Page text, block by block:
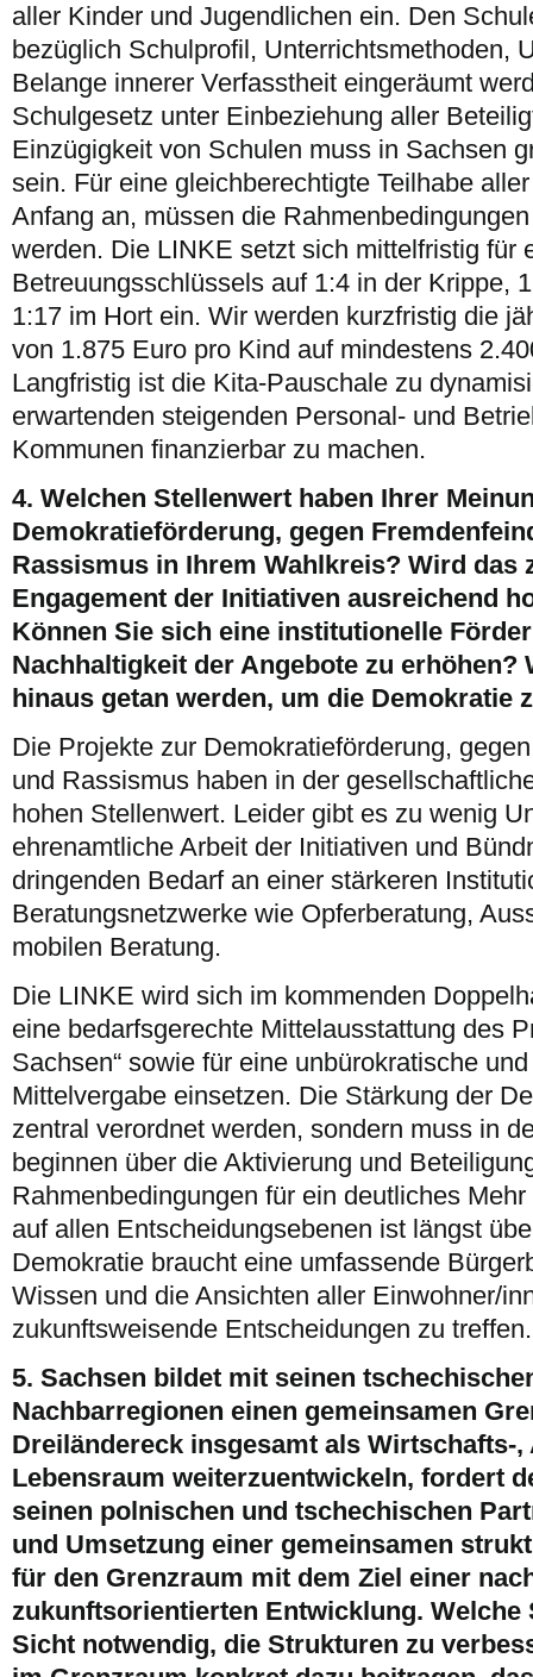
aller Kinder und Jugendlichen ein. Den
bezüglich Schulprofil, Unterrichtsmethoden,
Belange innerer Verfasstheit eingeräumt
Schulgesetz unter Einbeziehung aller
Einzügigkeit von Schulen muss in Sachsen
sein. Für eine gleichberechtigte Teilhabe
Anfang an, müssen die
werden. Die LINKE setzt sich mittelfristig für
Betreuungsschlüssels auf 1:4 in der Krippe,
1:17 im Hort ein. Wir werden kurzfristig die
von 1.875 Euro pro Kind auf mindestens
Langfristig ist die Kita-Pauschale zu
erwartenden steigenden Personal- und
Kommunen finanzierbar zu machen.
4. Welchen Stellenwert haben Ihrer
Demokratieförderung, gegen
Rassismus in Ihrem Wahlkreis? Wird das
Engagement der Initiativen ausreichend
Können Sie sich eine institutionelle
Nachhaltigkeit der Angebote zu erhöhen?
hinaus getan werden, um die Demokratie
Die Projekte zur Demokratieförderung,
und Rassismus haben in der
hohen Stellenwert. Leider gibt es zu wenig
ehrenamtliche Arbeit der Initiativen und
dringenden Bedarf an einer stärkeren
Beratungsnetzwerke wie Opferberatung,
mobilen Beratung.
Die LINKE wird sich im kommenden
eine bedarfsgerechte Mittelausstattung des
Sachsen“ sowie für eine unbürokratische
Mittelvergabe einsetzen. Die Stärkung der
zentral verordnet werden, sondern muss in
beginnen über die Aktivierung und
Rahmenbedingungen für ein deutliches
auf allen Entscheidungsebenen ist längst
Demokratie braucht eine umfassende
Wissen und die Ansichten aller Einwohner/
zukunftsweisende Entscheidungen zu treffen.
5. Sachsen bildet mit seinen
Nachbarregionen einen gemeinsamen
Dreiländereck insgesamt als Wirtschafts-,
Lebensraum weiterzuentwickeln, fordert
seinen polnischen und tschechischen
und Umsetzung einer gemeinsamen
für den Grenzraum mit dem Ziel einer
zukunftsorientierten Entwicklung. Welche
Sicht notwendig, die Strukturen zu